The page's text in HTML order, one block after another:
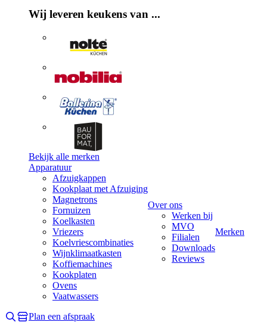
Wij leveren keukens van ...
Bekijk alle merken
Apparatuur
Afzuigkappen
Kookplaat met Afzuiging
Magnetrons
Fornuizen
Koelkasten
Vriezers
Koelvriescombinaties
Wijnklimaatkasten
Koffiemachines
Kookplaten
Ovens
Vaatwassers
Over ons
Werken bij
MVO
Filialen
Downloads
Reviews
Merken
Plan een afspraak